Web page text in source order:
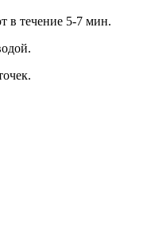
в течение 5-7 мин.